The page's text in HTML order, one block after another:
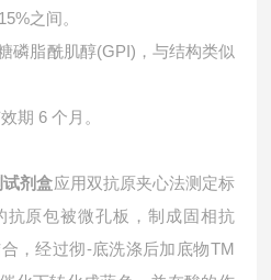
之间。
磷脂酰肌醇(GPI)，与结构类似
期 6 个月。
试剂盒应用双抗原夹心法测定标
抗原包被微孔板，制成固相抗
，经过彻-底洗涤后加底物TM